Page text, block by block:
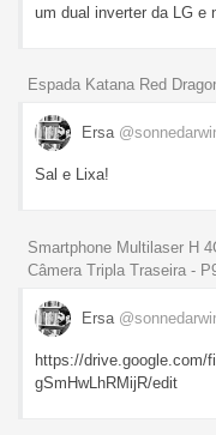
um dual inverter da LG e
Espada Katana Red
Ersa
Sal e Lixa!
Smartphone Multilaser H
Câmera Tripla Traseira -
Ersa
https://drive.google.com/
gSmHwLhRMijR/edit